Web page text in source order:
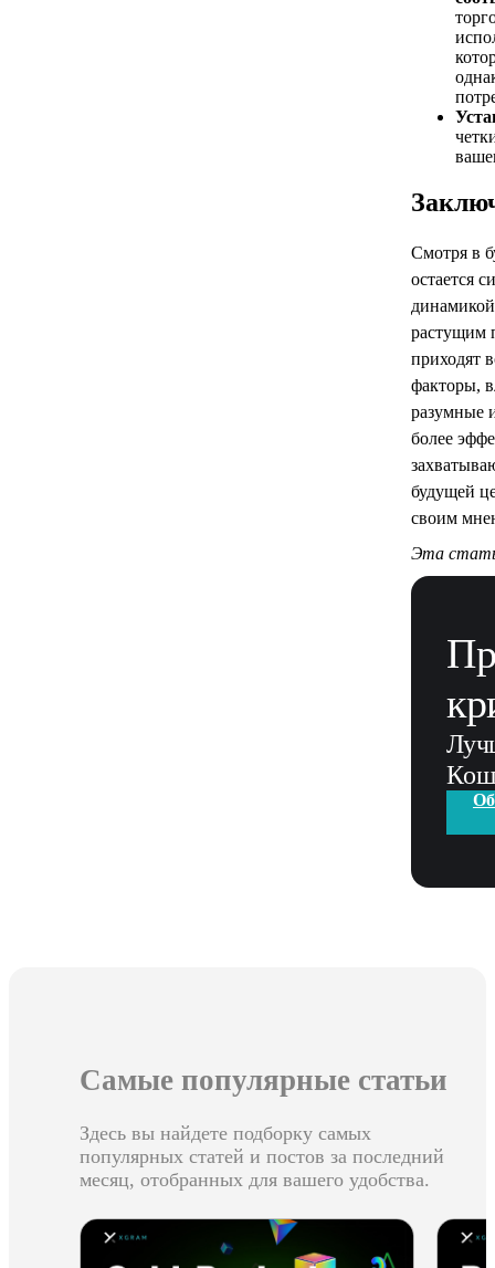
Смотря в
остается
растущим
приходят
факторы,
разумные
более
будущей
своим
Эта
Самые популярные статьи
Здесь вы найдете подборку самых
популярных статей и постов за последний
месяц, отобранных для вашего удобства.